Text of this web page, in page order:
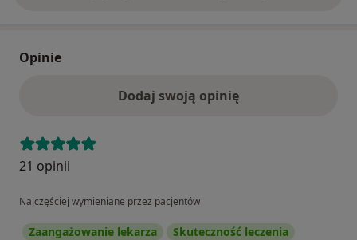
Opinie
Dodaj swoją opinię
21 opinii
Najczęściej wymieniane przez pacjentów
Zaangażowanie lekarza
Skuteczność leczenia